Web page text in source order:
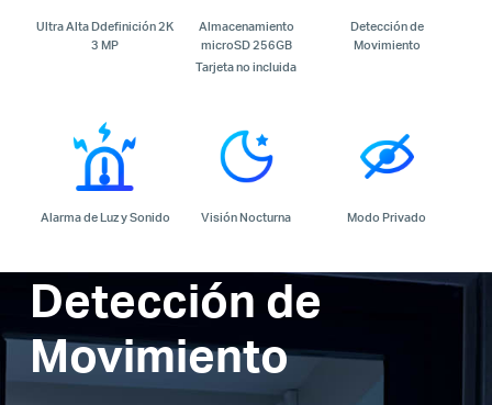
Ultra Alta Ddefinición 2K
3 MP
Almacenamiento
microSD 256GB
Tarjeta no incluida
Detección de
Movimiento
Alarma de Luz y Sonido Visión Nocturna Modo Privado
Detección de
Movimiento